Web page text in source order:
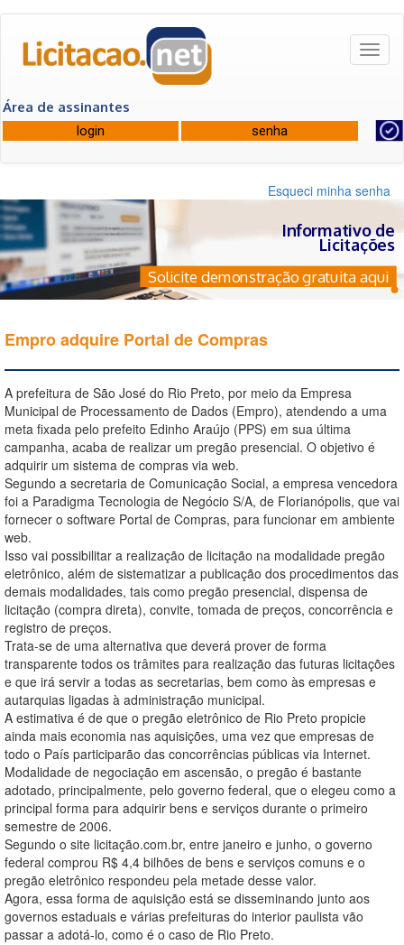
Área de assinantes
Esqueci minha senha
Informativo de
Licitações
Solicite demonstração gratuita aqui
Empro adquire Portal de Compras
A prefeitura de São José do Rio Preto, por meio da Empresa
Municipal de Processamento de Dados (Empro), atendendo a uma
meta fixada pelo prefeito Edinho Araújo (PPS) em sua última
campanha, acaba de realizar um pregão presencial. O objetivo é
adquirir um sistema de compras via web.
Segundo a secretaria de Comunicação Social, a empresa vencedora
foi a Paradigma Tecnologia de Negócio S/A, de Florianópolis, que vai
fornecer o software Portal de Compras, para funcionar em ambiente
web.
Isso vai possibilitar a realização de licitação na modalidade pregão
eletrônico, além de sistematizar a publicação dos procedimentos das
demais modalidades, tais como pregão presencial, dispensa de
licitação (compra direta), convite, tomada de preços, concorrência e
registro de preços.
Trata-se de uma alternativa que deverá prover de forma
transparente todos os trâmites para realização das futuras licitações
e que irá servir a todas as secretarias, bem como às empresas e
autarquias ligadas à administração municipal.
A estimativa é de que o pregão eletrônico de Rio Preto propicie
ainda mais economia nas aquisições, uma vez que empresas de
todo o País participarão das concorrências públicas via Internet.
Modalidade de negociação em ascensão, o pregão é bastante
adotado, principalmente, pelo governo federal, que o elegeu como a
principal forma para adquirir bens e serviços durante o primeiro
semestre de 2006.
Segundo o site licitação.com.br, entre janeiro e junho, o governo
federal comprou R$ 4,4 bilhões de bens e serviços comuns e o
pregão eletrônico respondeu pela metade desse valor.
Agora, essa forma de aquisição está se disseminando junto aos
governos estaduais e várias prefeituras do interior paulista vão
passar a adotá-lo, como é o caso de Rio Preto.